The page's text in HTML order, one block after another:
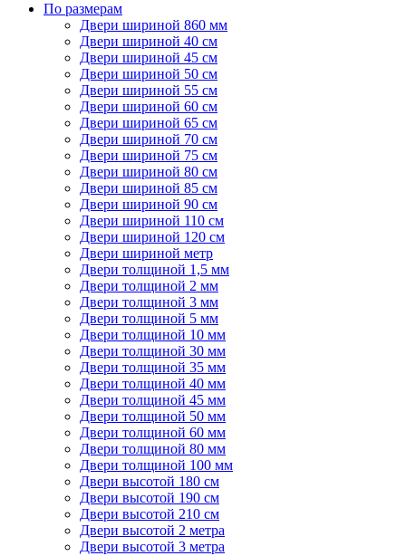
По размерам
Двери шириной 860 мм
Двери шириной 40 см
Двери шириной 45 см
Двери шириной 50 см
Двери шириной 55 см
Двери шириной 60 см
Двери шириной 65 см
Двери шириной 70 см
Двери шириной 75 см
Двери шириной 80 см
Двери шириной 85 см
Двери шириной 90 см
Двери шириной 110 см
Двери шириной 120 см
Двери шириной метр
Двери толщиной 1,5 мм
Двери толщиной 2 мм
Двери толщиной 3 мм
Двери толщиной 5 мм
Двери толщиной 10 мм
Двери толщиной 30 мм
Двери толщиной 35 мм
Двери толщиной 40 мм
Двери толщиной 45 мм
Двери толщиной 50 мм
Двери толщиной 60 мм
Двери толщиной 80 мм
Двери толщиной 100 мм
Двери высотой 180 см
Двери высотой 190 см
Двери высотой 210 см
Двери высотой 2 метра
Двери высотой 3 метра